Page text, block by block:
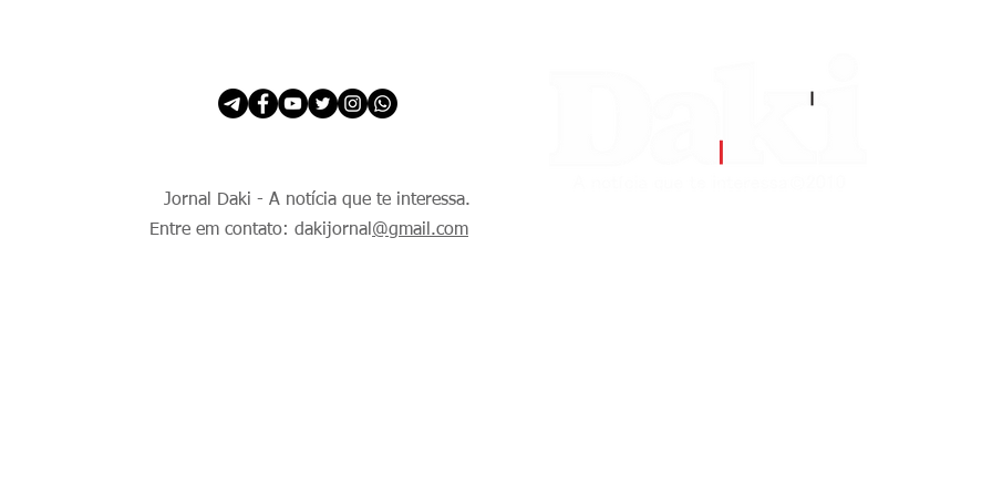
Jornal Daki - A notícia que te interessa.
Entre em contato: dakijornal @gmail.com